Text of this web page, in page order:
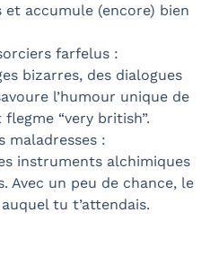
et accumule (encore) bien
farfelus :
bizarres, des dialogues
l’humour unique de
“very british”.
maladresses :
instruments alchimiques
Avec un peu de chance, le
tu t’attendais.